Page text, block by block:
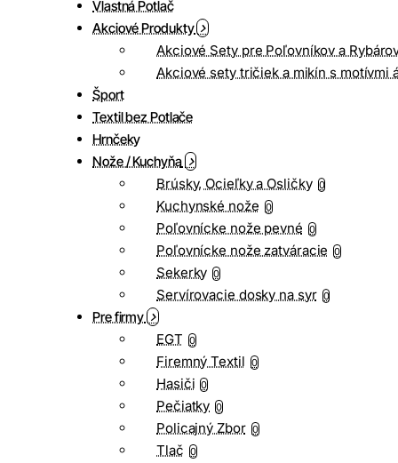
Vlastná Potlač
Akciové Produkty
Akciové Sety pre Poľovníkov a
Akciové sety tričiek a mikín s motívmi
Šport
Textil bez Potlače
Hrnčeky
Nože / Kuchyňa
Brúsky, Ocieľky a Osličky 0
Kuchynské nože 0
Poľovnícke nože pevné 0
Poľovnícke nože zatváracie 0
Sekerky 0
Servírovacie dosky na syr 0
Pre firmy
EGT 0
Firemný Textil 0
Hasiči 0
Pečiatky 0
Policajný Zbor 0
Tlač 0